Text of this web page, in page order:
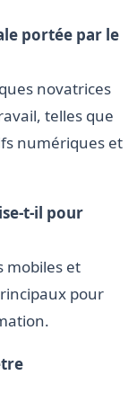
portée par le
novatrices
telles que
numériques et
t-il pour
mobiles et
pour